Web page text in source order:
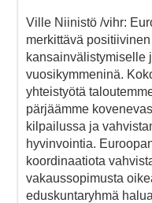
Ville Niinistö /vihr:
merkittävä
kansainvälistymiselle
vuosikymmeninä.
yhteistyötä
pärjäämme
kilpailussa ja
hyvinvointia.
koordinaatiota
vakaussopimusta
eduskuntaryhmä